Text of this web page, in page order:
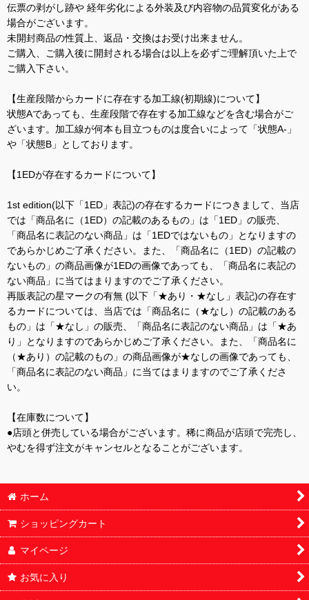
伝票の剥がし跡や 経年劣化による外装及び内容物の品質変化がある
場合がございます。
未開封商品の性質上、返品・交換はお受け出来ません。
ご購入、ご購入後に開封される場合は以上を必ずご理解頂いた上で
ご購入下さい。
【生産段階からカードに存在する加工線(初期線)について】
状態Aであっても、生産段階で存在する加工線などを含む場合がご
ざいます。加工線が何本も目立つものは度合いによって「状態A-」
や「状態B」としております。
【1EDが存在するカードについて】
1st edition(以下「1ED」表記)の存在するカードにつきまして、当店
では「商品名に（1ED）の記載のあるもの」は「1ED」の販売、
「商品名に表記のない商品」は「1EDではないもの」となりますの
であらかじめご了承ください。また、「商品名に（1ED）の記載の
ないもの」の商品画像が1EDの画像であっても、「商品名に表記の
ない商品」に当てはまりますのでご了承ください。
再販表記の星マークの有無 (以下「★あり・★なし」表記)の存在す
るカードについては、当店では「商品名に（★なし）の記載のある
もの」は「★なし」の販売、「商品名に表記のない商品」は「★あ
り」となりますのであらかじめご了承ください。また、「商品名に
（★あり）の記載のもの」の商品画像が★なしの画像であっても、
「商品名に表記のない商品」に当てはまりますのでご了承くださ
い。
【在庫数について】
●店頭と併売している場合がございます。稀に商品が店頭で完売し、
やむを得ず注文がキャンセルとなることがございます。
ホーム
ショッピングカート
マイページ
お気に入り